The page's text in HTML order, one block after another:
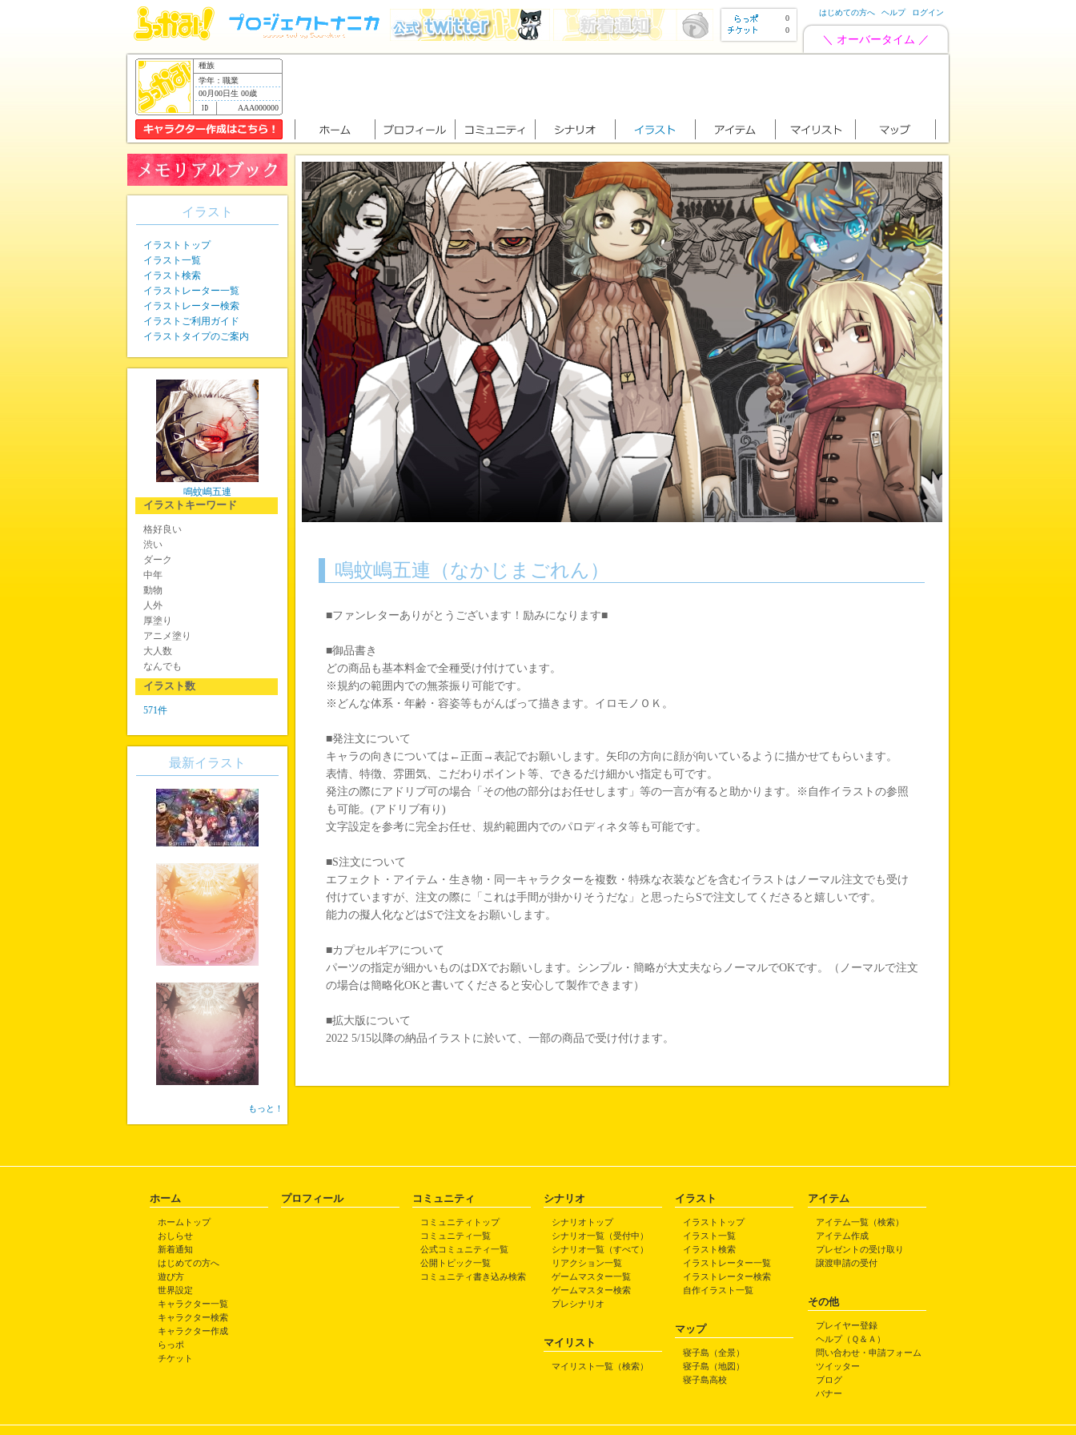
0
0
はじめての方へ ヘルプ ログイン
＼ オーバータイム ／
種族
学年：職業
00月00日生 00歳
AAA000000
鳴蚊嶋五連（なかじまごれん）
■ファンレターありがとうございます！励みになります■
■御品書き
どの商品も基本料金で全種受け付けています。
※規約の範囲内での無茶振り可能です。
※どんな体系・年齢・容姿等もがんばって描きます。イロモノＯＫ。
■発注文について
キャラの向きについては←正面→表記でお願いします。矢印の方向に顔が向いているように描かせてもらいます。
表情、特徴、雰囲気、こだわりポイント等、できるだけ細かい指定も可です。
発注の際にアドリブ可の場合「その他の部分はお任せします」等の一言が有ると助かります。※自作イラストの参照
も可能。(アドリブ有り)
文字設定を参考に完全お任せ、規約範囲内でのパロディネタ等も可能です。
■S注文について
エフェクト・アイテム・生き物・同一キャラクターを複数・特殊な衣装などを含むイラストはノーマル注文でも受け
付けていますが、注文の際に「これは手間が掛かりそうだな」と思ったらSで注文してくださると嬉しいです。
能力の擬人化などはSで注文をお願いします。
■カプセルギアについて
パーツの指定が細かいものはDXでお願いします。シンプル・簡略が大丈夫ならノーマルでOKです。（ノーマルで注文
の場合は簡略化OKと書いてくださると安心して製作できます）
■拡大版について
2022 5/15以降の納品イラストに於いて、一部の商品で受け付けます。
イラスト
イラストトップ
イラスト一覧
イラスト検索
イラストレーター一覧
イラストレーター検索
イラストご利用ガイド
イラストタイプのご案内
鳴蚊嶋五連
イラストキーワード
格好良い
渋い
ダーク
中年
動物
人外
厚塗り
アニメ塗り
大人数
なんでも
イラスト数
571件
最新イラスト
もっと！
ホーム
ホームトップ
おしらせ
新着通知
はじめての方へ
遊び方
世界設定
キャラクター一覧
キャラクター検索
キャラクター作成
らっポ
チケット
プロフィール コミュニティ
コミュニティトップ
コミュニティ一覧
公式コミュニティ一覧
公開トピック一覧
コミュニティ書き込み検索
シナリオ
シナリオトップ
シナリオ一覧（受付中）
シナリオ一覧（すべて）
リアクション一覧
ゲームマスター一覧
ゲームマスター検索
プレシナリオ
マイリスト
マイリスト一覧（検索）
イラスト
イラストトップ
イラスト一覧
イラスト検索
イラストレーター一覧
イラストレーター検索
自作イラスト一覧
マップ
寝子島（全景）
寝子島（地図）
寝子島高校
アイテム
アイテム一覧（検索）
アイテム作成
プレゼントの受け取り
譲渡申請の受付
その他
プレイヤー登録
ヘルプ（Ｑ＆Ａ）
問い合わせ・申請フォーム
ツイッター
ブログ
バナー